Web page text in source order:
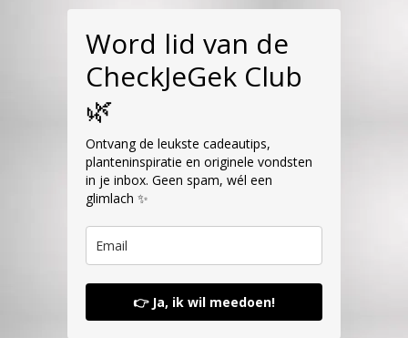
Word lid van de
CheckJeGek Club
🌿
Ontvang de leukste cadeautips,
planteninspiratie en originele vondsten
in je inbox. Geen spam, wél een
glimlach ✨
👉 Ja, ik wil meedoen!